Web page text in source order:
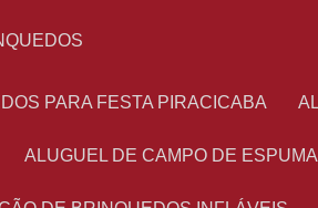
PARA FESTA PIRACICABA
ALUGUEL DE CAMPO DE ESPUMA